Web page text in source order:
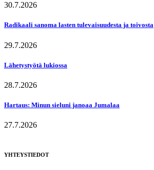
30.7.2026
Radikaali sanoma lasten tulevaisuudesta ja toivosta
29.7.2026
Lähetystyötä lukiossa
28.7.2026
Hartaus: Minun sieluni janoaa Jumalaa
27.7.2026
YHTEYSTIEDOT